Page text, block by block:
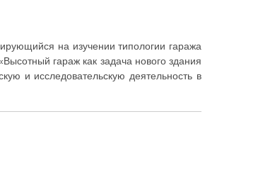
на изучении типологии гаража
гараж как задача нового здания
и исследовательскую деятельность в